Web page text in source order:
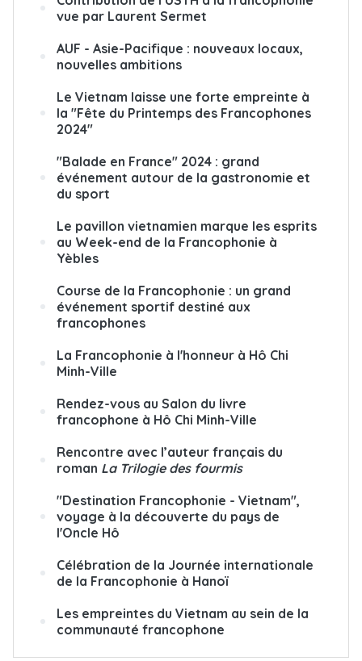
vue par Laurent Sermet
AUF - Asie-Pacifique : nouveaux locaux,
nouvelles ambitions
Le Vietnam laisse une forte empreinte à
la "Fête du Printemps des Francophones
2024"
"Balade en France" 2024 : grand
événement autour de la gastronomie et
du sport
Le pavillon vietnamien marque les esprits
au Week-end de la Francophonie à
Yèbles
Course de la Francophonie : un grand
événement sportif destiné aux
francophones
La Francophonie à l'honneur à Hô Chi
Minh-Ville
Rendez-vous au Salon du livre
francophone à Hô Chi Minh-Ville
Rencontre avec l’auteur français du
roman La Trilogie des fourmis
"Destination Francophonie - Vietnam",
voyage à la découverte du pays de
l'Oncle Hô
Célébration de la Journée internationale
de la Francophonie à Hanoï
Les empreintes du Vietnam au sein de la
communauté francophone